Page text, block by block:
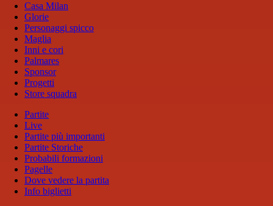
Casa Milan
Glorie
Personaggi spicco
Maglia
Inni e cori
Palmares
Sponsor
Progetti
Store squadra
Partite
Live
Partite più importanti
Partite Storiche
Probabili formazioni
Pagelle
Dove vedere la partita
Info biglietti